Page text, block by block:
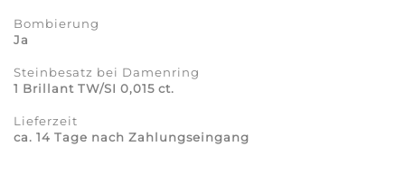
Bombierung
Ja
Steinbesatz bei Damenring
1 Brillant TW/SI 0,015 ct.
Lieferzeit
ca. 14 Tage nach Zahlungseingang